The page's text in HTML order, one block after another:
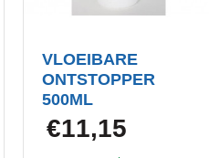
VLOEIBARE
ONTSTOPPER
500ML
€11,15